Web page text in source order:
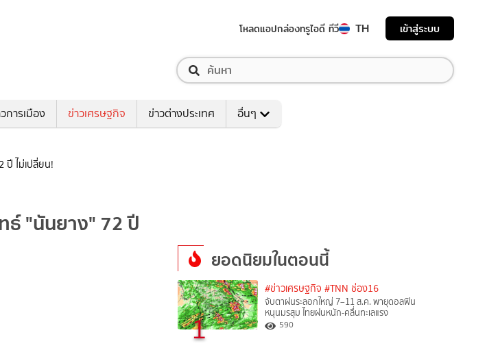
โหลดแอปกล่องทรูไอดี ทีวี TH เข้าสู่ระบบ
การเมือง ข่าวเศรษฐกิจ ข่าวต่างประเทศ อื่นๆ
ปี ไม่เปลี่ยน!
ธ์ "นันยาง" 72 ปี
ยอดนิยมในตอนนี้
1
#ข่าวเศรษฐกิจ #TNN ช่อง16
จับตาฝนระลอกใหญ่ 7–11 ส.ค. พายุดอลฟิน
หนุนมรสุม ไทยฝนหนัก-คลื่นทะเลแรง
590